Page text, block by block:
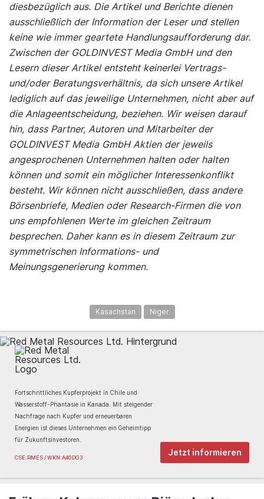
diesbezüglich aus. Die Artikel und Berichte dienen
ausschließlich der Information der Leser und stellen
keine wie immer geartete Handlungsaufforderung dar.
Zwischen der GOLDINVEST Media GmbH und den
Lesern dieser Artikel entsteht keinerlei Vertrags-
und/oder Beratungsverhältnis, da sich unsere Artikel
lediglich auf das jeweilige Unternehmen, nicht aber auf
die Anlageentscheidung, beziehen. Wir weisen darauf
hin, dass Partner, Autoren und Mitarbeiter der
GOLDINVEST Media GmbH Aktien der jeweils
angesprochenen Unternehmen halten oder halten
können und somit ein möglicher Interessenkonflikt
besteht. Wir können nicht ausschließen, dass andere
Börsenbriefe, Medien oder Research-Firmen die von
uns empfohlenen Werte im gleichen Zeitraum
besprechen. Daher kann es in diesem Zeitraum zur
symmetrischen Informations- und
Meinungsgenerierung kommen.
Kasachstan Niger
Fortschrittliches Kupferprojekt in Chile und
Wasserstoff-Phantasie in Kanada. Mit steigender
Nachfrage nach Kupfer und erneuerbaren
Energien ist dieses Unternehmen ein Geheimtipp
für Zukunftsinvestoren.
CSE:RMES / WKN:A40DG3
Jetzt informieren